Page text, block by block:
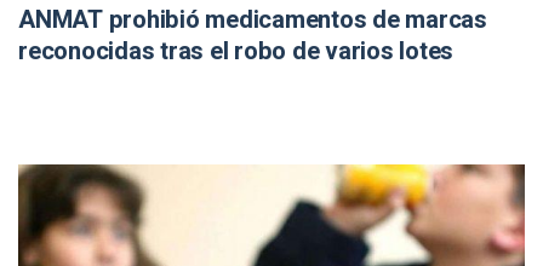
ANMAT prohibió medicamentos de marcas
reconocidas tras el robo de varios lotes